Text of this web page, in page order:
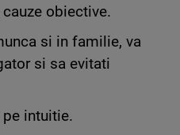
obiective.
si in familie, va
si sa evitati
intuitie.